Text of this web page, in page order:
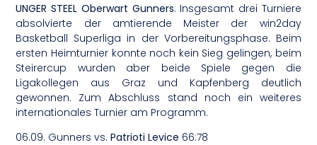
UNGER STEEL Oberwart Gunners: Insgesamt drei Turniere
absolvierte der amtierende Meister der win2day
Basketball Superliga in der Vorbereitungsphase. Beim
ersten Heimturnier konnte noch kein Sieg gelingen, beim
Steirercup wurden aber beide Spiele gegen die
Ligakollegen aus Graz und Kapfenberg deutlich
gewonnen. Zum Abschluss stand noch ein weiteres
internationales Turnier am Programm.
06.09. Gunners vs. Patrioti Levice 66:78